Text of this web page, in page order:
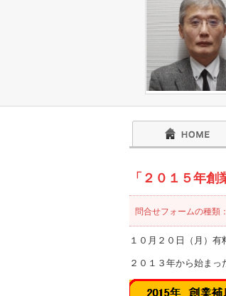
「２０１５年
問合せフォームの種類：
１０月２０日（月）
２０１３年から始まっ